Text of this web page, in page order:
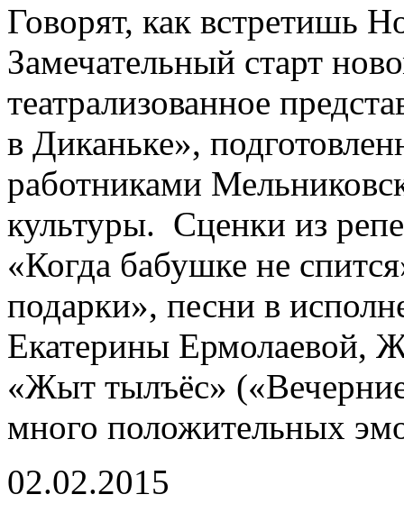
Говорят, как встретишь
Замечательный старт
театрализованное
в Диканьке»,
работниками
культуры. Сценки из
«Когда бабушке не
подарки», песни в
Екатерины Ермолаевой,
«Жыт тылъёс»
много положительных
02.02.2015